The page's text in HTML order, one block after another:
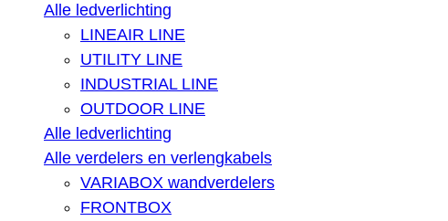
Alle ledverlichting
LINEAIR LINE
UTILITY LINE
INDUSTRIAL LINE
OUTDOOR LINE
Alle ledverlichting
Alle verdelers en verlengkabels
VARIABOX wandverdelers
FRONTBOX